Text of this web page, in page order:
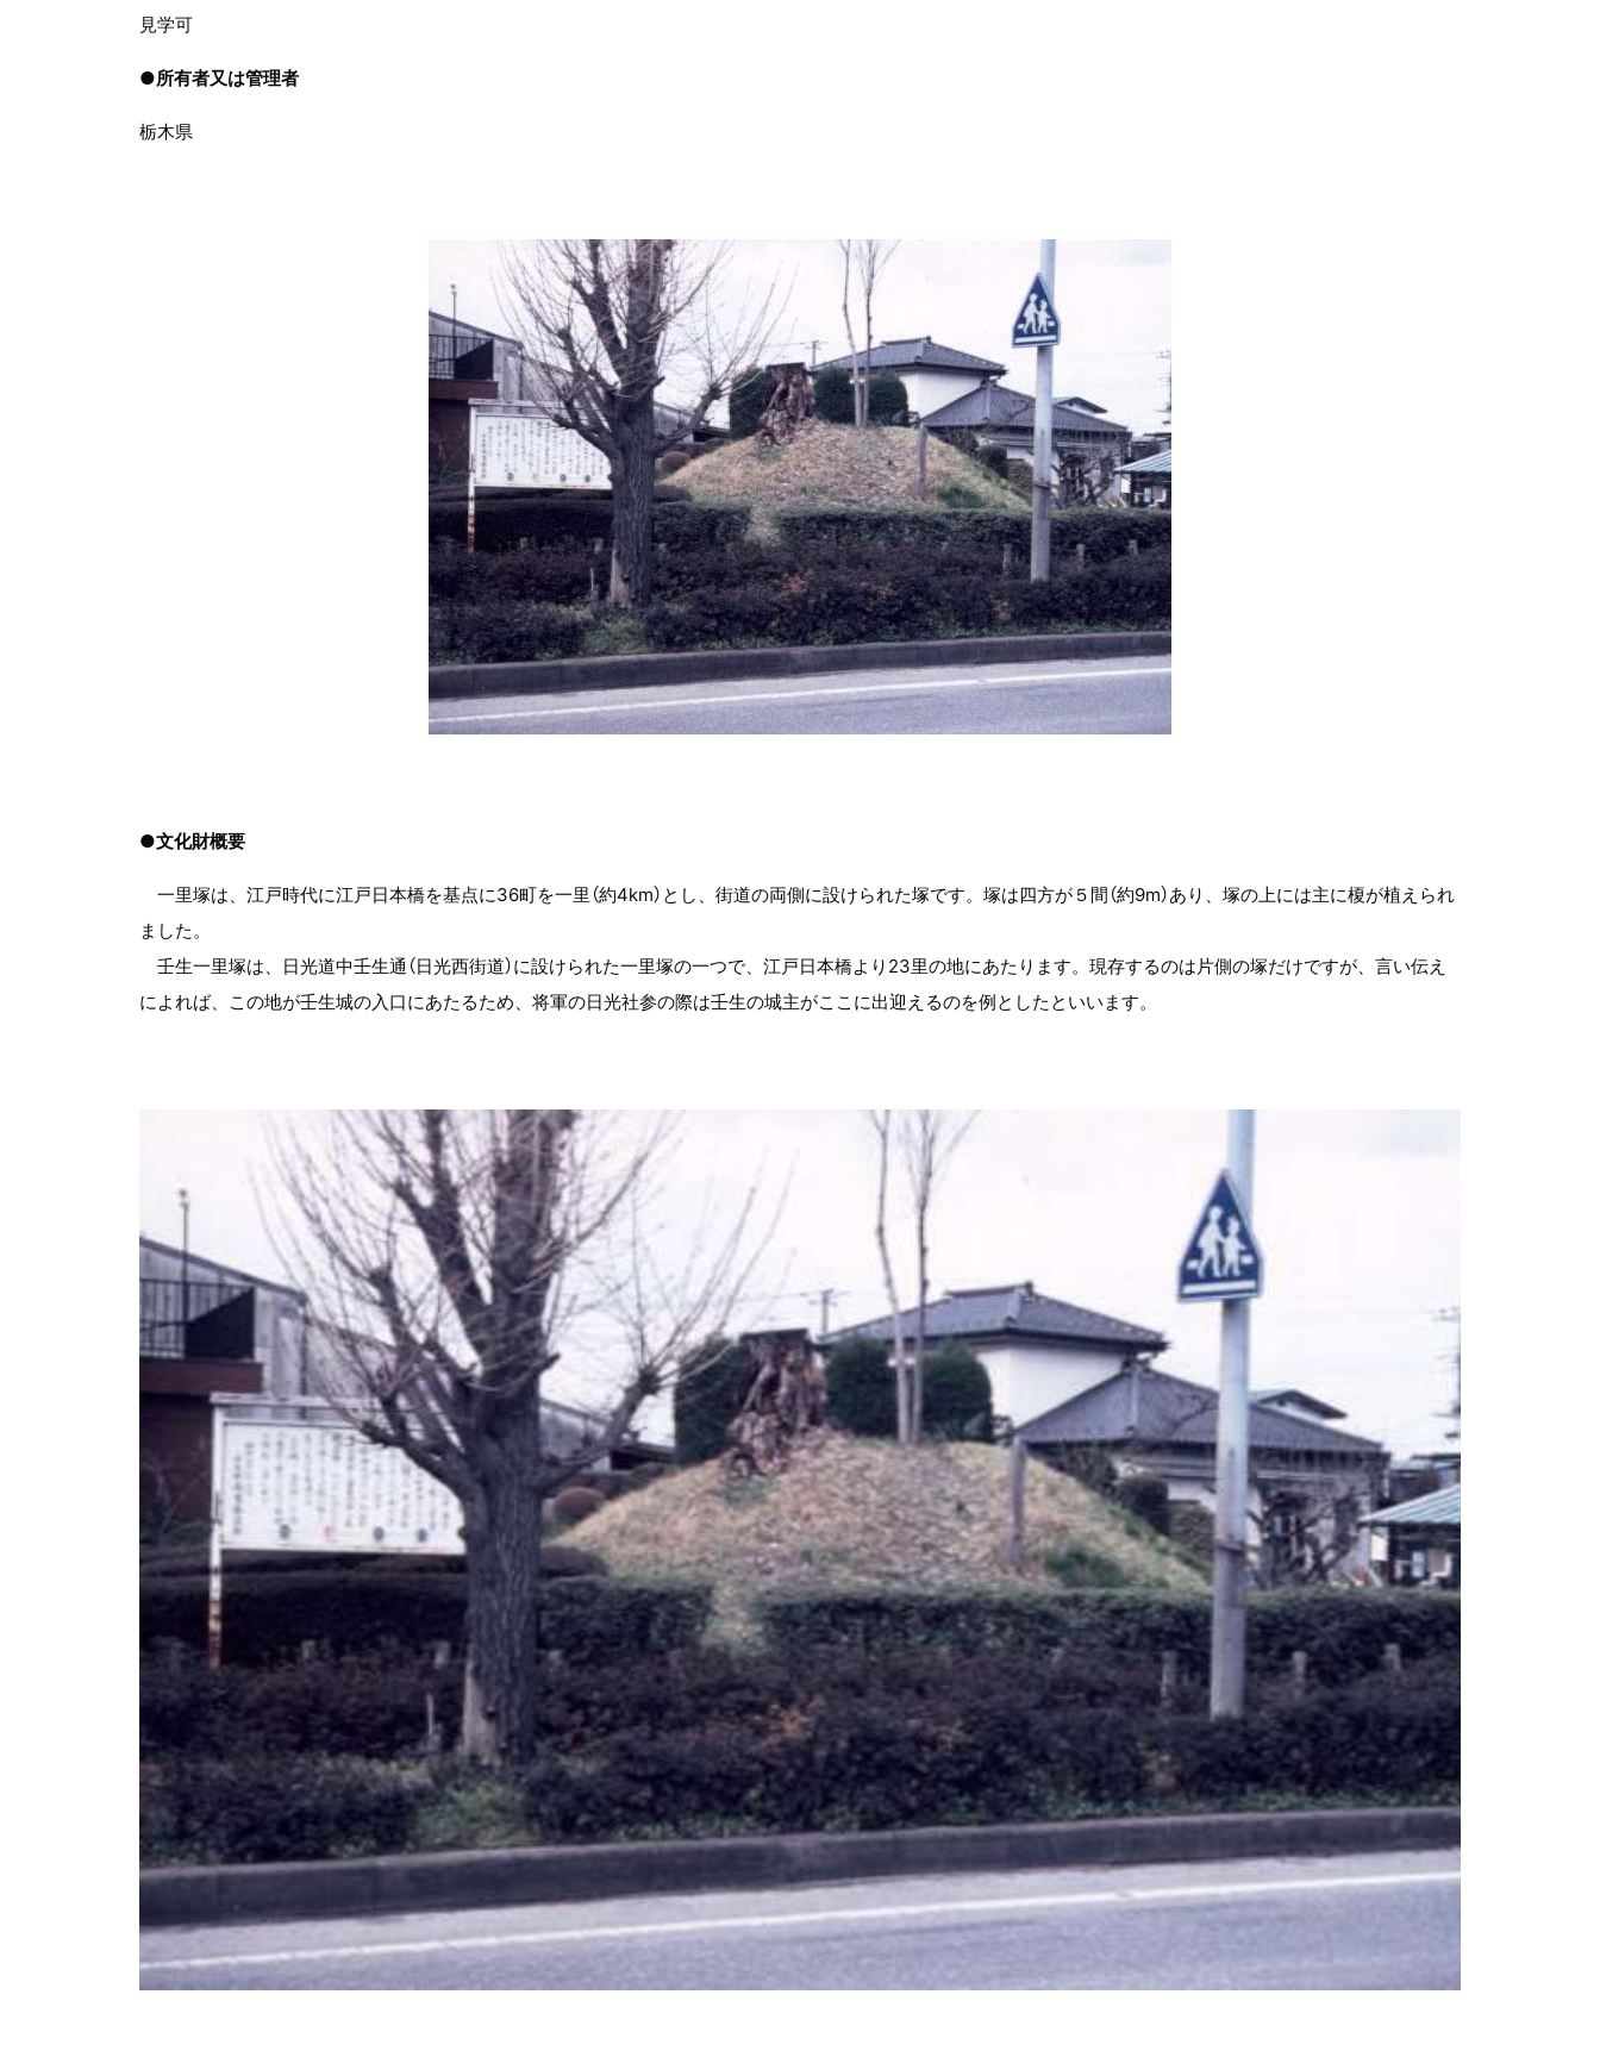
見学可
●所有者又は管理者
栃木県
●文化財概要
一里塚は、江戸時代に江戸日本橋を基点に36町を一里（約4km）とし、街道の両側に設けられた塚です。塚は四方が５間（約9m）あり、塚の上には主に榎が植えられ
ました。
壬生一里塚は、日光道中壬生通（日光西街道）に設けられた一里塚の一つで、江戸日本橋より23里の地にあたります。現存するのは片側の塚だけですが、言い伝え
によれば、この地が壬生城の入口にあたるため、将軍の日光社参の際は壬生の城主がここに出迎えるのを例としたといいます。